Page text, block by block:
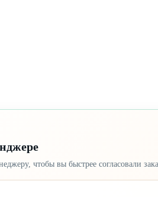
чтобы вы быстрее согласовали